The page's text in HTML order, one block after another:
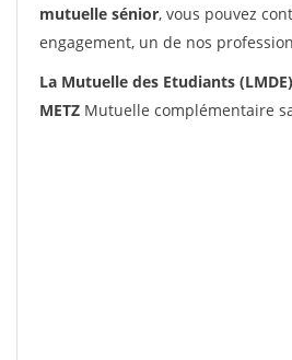
mutuelle sénior, vous pouvez
engagement, un de nos
La Mutuelle des Etudiants
METZ Mutuelle complémentaire